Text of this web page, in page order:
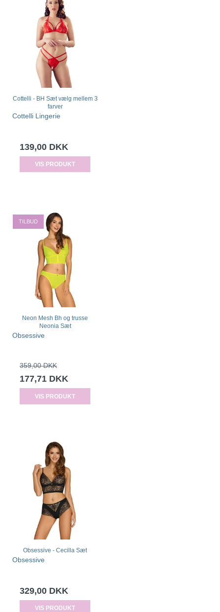
Cottelli - BH Sæt vælg mellem 3
farver
Cottelli Lingerie
139,00 DKK
VIS PRODUKT
TILBUD
Neon Mesh Bh og trusse
Neonia Sæt
Obsessive
359,00 DKK
177,71 DKK
VIS PRODUKT
Obsessive - Cecilla Sæt
Obsessive
329,00 DKK
VIS PRODUKT